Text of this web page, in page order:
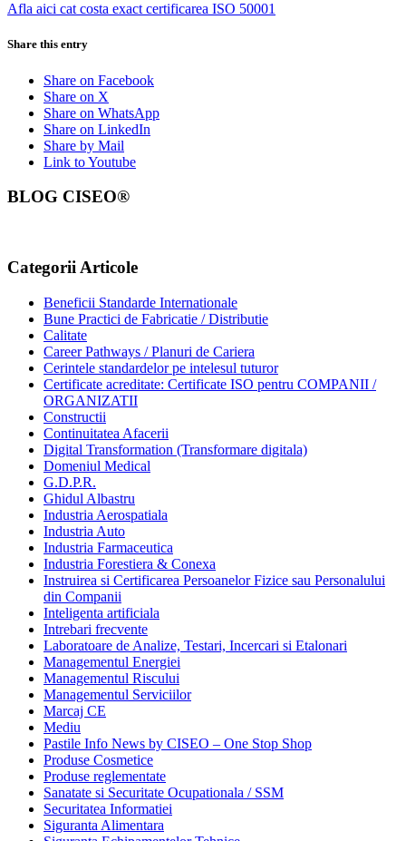
Afla aici cat costa exact certificarea ISO 50001
Share this entry
Share on Facebook
Share on X
Share on WhatsApp
Share on LinkedIn
Share by Mail
Link to Youtube
BLOG CISEO®
Categorii Articole
Beneficii Standarde Internationale
Bune Practici de Fabricatie / Distributie
Calitate
Career Pathways / Planuri de Cariera
Cerintele standardelor pe intelesul tuturor
Certificate acreditate: Certificate ISO pentru COMPANII /
ORGANIZATII
Constructii
Continuitatea Afacerii
Digital Transformation (Transformare digitala)
Domeniul Medical
G.D.P.R.
Ghidul Albastru
Industria Aerospatiala
Industria Auto
Industria Farmaceutica
Industria Forestiera & Conexa
Instruirea si Certificarea Persoanelor Fizice sau Personalului
din Companii
Inteligenta artificiala
Intrebari frecvente
Laboratoare de Analize, Testari, Incercari si Etalonari
Managementul Energiei
Managementul Riscului
Managementul Serviciilor
Marcaj CE
Mediu
Pastile Info News by CISEO – One Stop Shop
Produse Cosmetice
Produse reglementate
Sanatate si Securitate Ocupationala / SSM
Securitatea Informatiei
Siguranta Alimentara